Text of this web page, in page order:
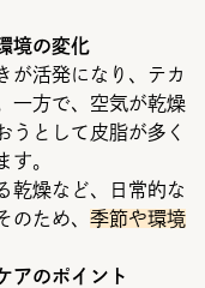
境の変化
が活発になり、テカ
一方で、空気が乾燥
うとして皮脂が多く
す。
乾燥など、日常的な
のため、 季節や環境
アのポイント